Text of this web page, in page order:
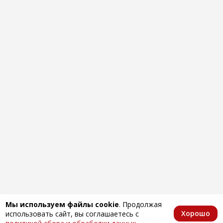
Мы используем файлы cookie. Продолжая
использовать сайт, вы соглашаетесь с
Хорошо